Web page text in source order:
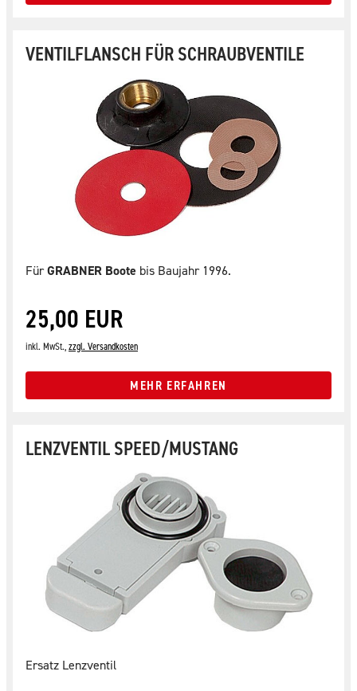
VENTILFLANSCH FÜR SCHRAUBVENTILE
FürGRABNER Boote bis Baujahr 1996.
25,00 EUR
inkl. MwSt.,zzgl. Versandkosten
MEHR ERFAHREN
LENZVENTIL SPEED/MUSTANG
Ersatz Lenzventil